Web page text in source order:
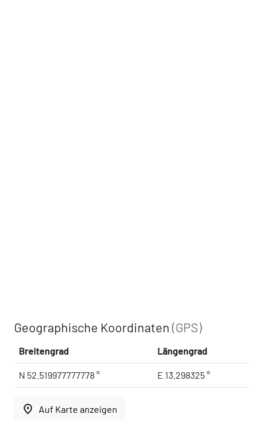
Geographische Koordinaten(GPS)
Breitengrad Längengrad
N 52.519977777778 ° E 13.298325 °
place Auf Karte anzeigen